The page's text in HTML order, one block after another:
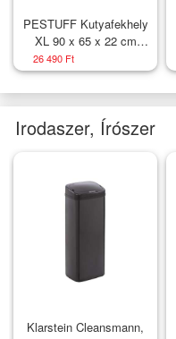
PESTUFF Kutyafekhely
XL 90 x 65 x 22 cm
barna
26 490 Ft
Irodaszer, Írószer
Klarstein Cleansmann,